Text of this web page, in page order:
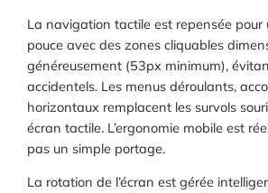
La navigation tactile est repensée pour
pouce avec des zones cliquables
généreusement (53px minimum),
accidentels. Les menus déroulants,
horizontaux remplacent les survols
écran tactile. L’ergonomie mobile est
pas un simple portage.
La rotation de l’écran est gérée